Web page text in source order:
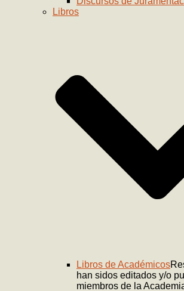
Libros
Libros de Académicos
han sidos editados y/o
miembros de la